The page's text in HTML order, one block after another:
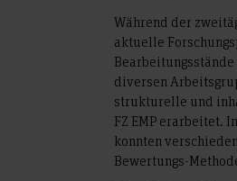
Während der
aktuelle
diversen
strukturelle und
FZ EMP erarbeitet.
konnten
Bewertungs-